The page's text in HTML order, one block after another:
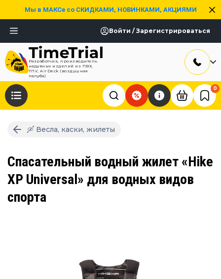
Мы в МАКСе со СКИДКАМИ, НОВИНКАМИ, АКЦИЯМИ
Войти / Зарегистрироваться
Разработчик, производитель
надувных изделий из ПВХ,
ТПУ, AirDeck (воздушная
палуба)
0
🛶 Весла, каски, жилеты
Спасательный водный жилет «Hike
XP Universal» для водных видов
спорта